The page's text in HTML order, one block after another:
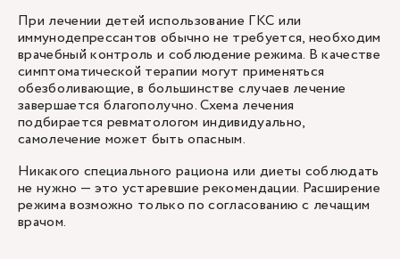
При лечении детей использование ГКС или
иммунодепрессантов обычно не требуется, необходим
врачебный контроль и соблюдение режима. В качестве
симптоматической терапии могут применяться
обезболивающие, в большинстве случаев лечение
завершается благополучно. Схема лечения
подбирается ревматологом индивидуально,
самолечение может быть опасным.
Никакого специального рациона или диеты соблюдать
не нужно — это устаревшие рекомендации. Расширение
режима возможно только по согласованию с лечащим
врачом.